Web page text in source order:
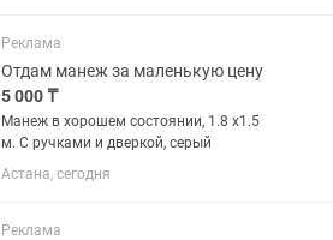
переездом
Реклама
Отдам манеж за маленькую цену
5 000 ₸
Манеж в хорошем состоянии, 1.8 х1.5
м. С ручками и дверкой, серый
Астана, сегодня
Реклама